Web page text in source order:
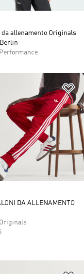
da allenamento Originals
alla lista dei desideri
DA ALLENAMENTO